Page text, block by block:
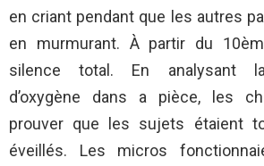
en criant pendant que les autres
en murmurant. À partir du
silence total. En analysant
d’oxygène dans a pièce, les
prouver que les sujets étaient
éveillés. Les micros